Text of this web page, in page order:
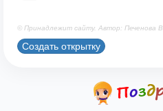
© Принадлежит сайту. Автор: Печенова В.
Создать открытку